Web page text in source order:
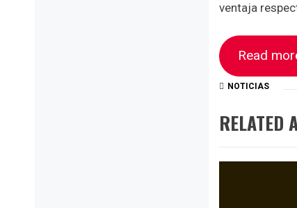
ventaja
Read
NOTICIAS
RELATED